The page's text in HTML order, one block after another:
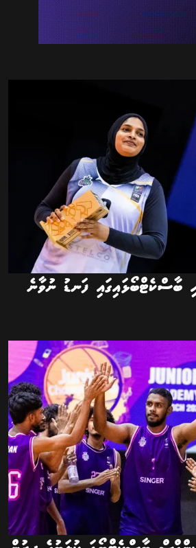
ބާސްކެޓްބޯޅައިގައި ފަނޑު ނުވާނެ